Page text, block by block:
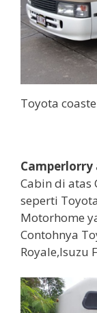
Toyota
Cabin di atas
seperti
Motorhome
Contohnya
Royale,Isuzu